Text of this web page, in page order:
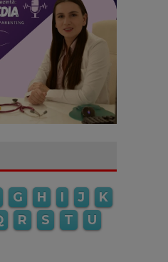
G H I J
K
R S T
U